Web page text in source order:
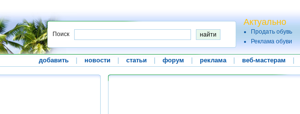
Поиск
Актуально
Продать обувь
Реклама обуви
добавить новости статьи форум реклама веб-мастерам